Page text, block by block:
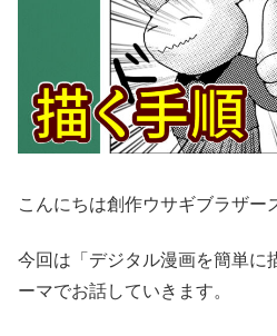
こんにちは創作ウサギブラザー
今回は「デジタル漫画を簡単に
ーマでお話していきます。